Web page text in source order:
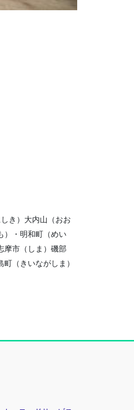
き）大内山（おお
）・明和町（めい
摩市（しま）磯部
（きいながしま）